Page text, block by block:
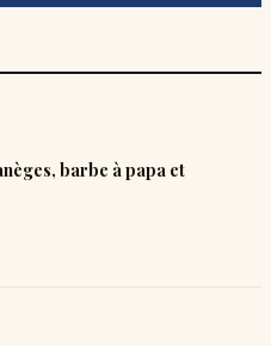
barbe à papa et